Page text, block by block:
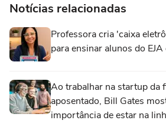
Notícias relacionadas
Professora cria 'caixa
para ensinar alunos do
Ao trabalhar na startup da
aposentado, Bill Gates
importância de estar na